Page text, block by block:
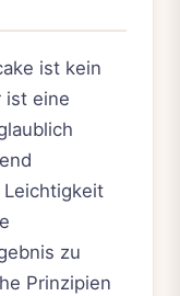
ist kein
ist eine
Leichtigkeit
zu
Prinzipien